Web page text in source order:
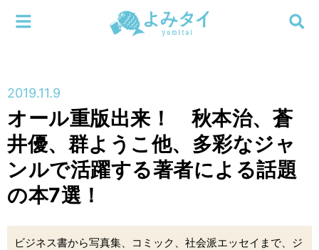
連載
新刊
特集
検索する
メニューを閉じる
2019.11.9
オール重版出来！ 秋本治、蒼
井優、群ようこ他、多彩なジャ
ンルで活躍する著者による話題
の本7選！
ビジネス書から写真集、コミック、社会派エッセイまで、ジ